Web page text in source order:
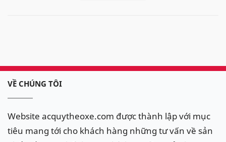
Dịch vụ chuyên nghiệp, sản phẩm dán tem đảm
bảo, lắp đặt miễn phí tận nơi 24/7 với giá như bán tại
cửa hàng.
Ắc quy ban đầu lắp theo xe BMW 5
Series và các dòng xe nhập
VỀ CHÚNG TÔI
Website acquytheoxe.com được thành lập với mục
tiêu mang tới cho khách hàng những tư vấn về sản